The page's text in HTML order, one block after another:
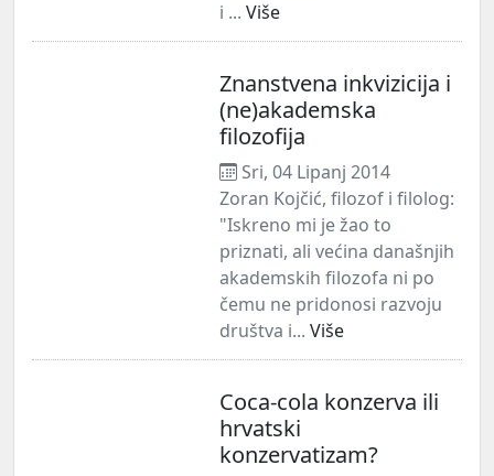
i ... Više
Znanstvena inkvizicija i
(ne)akademska
filozofija
Sri, 04 Lipanj 2014
Zoran Kojčić, filozof i filolog:
"Iskreno mi je žao to
priznati, ali većina današnjih
akademskih filozofa ni po
čemu ne pridonosi razvoju
društva i... Više
Coca-cola konzerva ili
hrvatski
konzervatizam?